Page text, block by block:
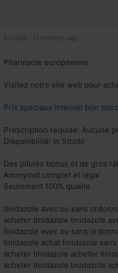
Posted: 11 months ago
Pharmacie européenne
Visitez notre site web pour
Prix speciaux internet bon
Prescription requise: Aucune
Disponibilité: In Stock!
Des pilules bonus et de gros
Anonymat complet et légal
Seulement 100% qualite
tinidazole avec ou sans
acheter tinidazole tinidazole
tinidazole avec ou sans
tinidazole achat tinidazole
acheter tinidazole acheter
acheter tinidazole tinidazole